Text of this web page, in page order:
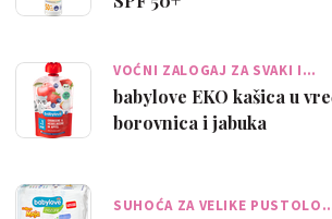
VOĆNI ZALOGAJ ZA SVAKI I…
babylove EKO kašica u
borovnica i jabuka
SUHOĆA ZA VELIKE